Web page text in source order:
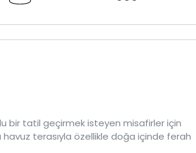
bir tatil geçirmek isteyen misafirler için
havuz terasıyla özellikle doğa içinde ferah